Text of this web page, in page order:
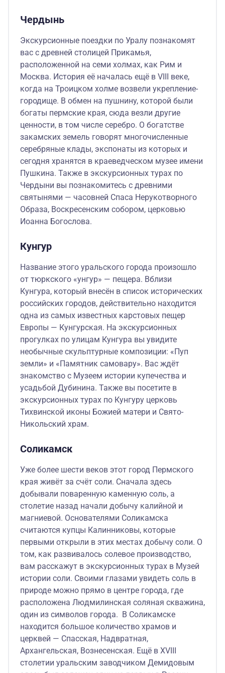
Чердынь
Экскурсионные поездки по Уралу познакомят
вас с древней столицей Прикамья,
расположенной на семи холмах, как Рим и
Москва. История её началась ещё в VIII веке,
когда на Троицком холме возвели укрепление-
городище. В обмен на пушнину, которой были
богаты пермские края, сюда везли другие
ценности, в том числе серебро. О богатстве
закамских земель говорят многочисленные
серебряные клады, экспонаты из которых и
сегодня хранятся в краеведческом музее имени
Пушкина. Также в экскурсионных турах по
Чердыни вы познакомитесь с древними
святынями — часовней Спаса Нерукотворного
Образа, Воскресенским собором, церковью
Иоанна Богослова.
Кунгур
Название этого уральского города произошло
от тюркского «унгур» — пещера. Вблизи
Кунгура, который внесён в список исторических
российских городов, действительно находится
одна из самых известных карстовых пещер
Европы — Кунгурская. На экскурсионных
прогулках по улицам Кунгура вы увидите
необычные скульптурные композиции: «Пуп
земли» и «Памятник самовару». Вас ждёт
знакомство с Музеем истории купечества и
усадьбой Дубинина. Также вы посетите в
экскурсионных турах по Кунгуру церковь
Тихвинской иконы Божией матери и Свято-
Никольский храм.
Соликамск
Уже более шести веков этот город Пермского
края живёт за счёт соли. Сначала здесь
добывали поваренную каменную соль, а
столетие назад начали добычу калийной и
магниевой. Основателями Соликамска
считаются купцы Калинниковы, которые
первыми открыли в этих местах добычу соли. О
том, как развивалось солевое производство,
вам расскажут в экскурсионных турах в Музей
истории соли. Своими глазами увидеть соль в
природе можно прямо в центре города, где
расположена Людмилинская соляная скважина,
один из символов города. В Соликамске
находится большое количество храмов и
церквей — Спасская, Надвратная,
Архангельская, Вознесенская. Ещё в XVIII
столетии уральским заводчиком Демидовым